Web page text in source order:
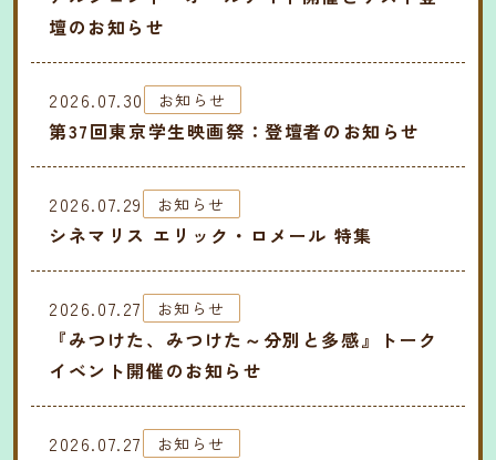
壇のお知らせ
2026.07.30 お知らせ
第37回東京学生映画祭：登壇者のお知らせ
2026.07.29 お知らせ
シネマリス エリック・ロメール 特集
2026.07.27 お知らせ
『みつけた、みつけた～分別と多感』トーク
イベント開催のお知らせ
2026.07.27 お知らせ